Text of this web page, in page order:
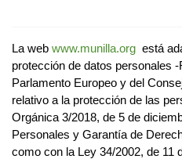
La web www.munilla.org está
protección de datos personales
Parlamento Europeo y del
relativo a la protección de las
Orgánica 3/2018, de 5 de
Personales y Garantía de
como con la Ley 34/2002, de 11